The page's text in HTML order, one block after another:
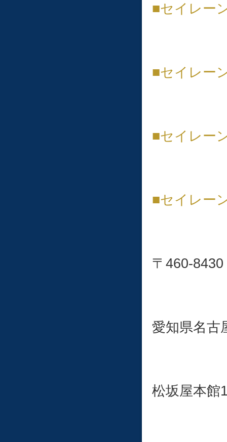
■セイレー
■セイレー
■︎セイレー
■セイレー
〒460-8430
愛知県名古
松坂屋本館